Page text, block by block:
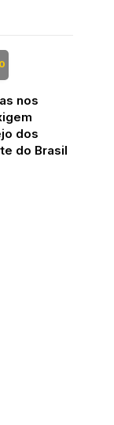
nos
dos
do Brasil